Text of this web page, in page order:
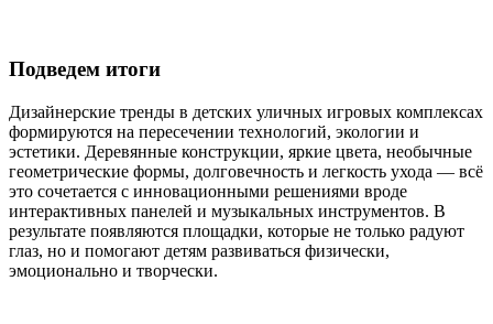
Подведем итоги
Дизайнерские тренды в детских уличных игровых комплексах
формируются на пересечении технологий, экологии и
эстетики. Деревянные конструкции, яркие цвета, необычные
геометрические формы, долговечность и легкость ухода — всё
это сочетается с инновационными решениями вроде
интерактивных панелей и музыкальных инструментов. В
результате появляются площадки, которые не только радуют
глаз, но и помогают детям развиваться физически,
эмоционально и творчески.